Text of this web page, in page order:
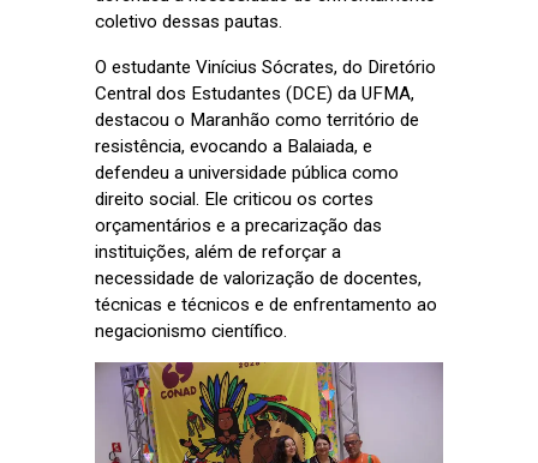
coletivo dessas pautas.
O estudante Vinícius Sócrates, do Diretório
Central dos Estudantes (DCE) da UFMA,
destacou o Maranhão como território de
resistência, evocando a Balaiada, e
defendeu a universidade pública como
direito social. Ele criticou os cortes
orçamentários e a precarização das
instituições, além de reforçar a
necessidade de valorização de docentes,
técnicas e técnicos e de enfrentamento ao
negacionismo científico.